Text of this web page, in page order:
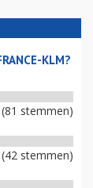
KLM?
(81 stemmen)
(42 stemmen)